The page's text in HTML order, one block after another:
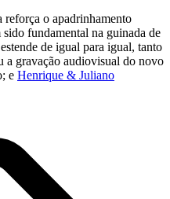
o apadrinhamento
fundamental na guinada de
de igual para igual, tanto
gravação audiovisual do novo
e Henrique & Juliano